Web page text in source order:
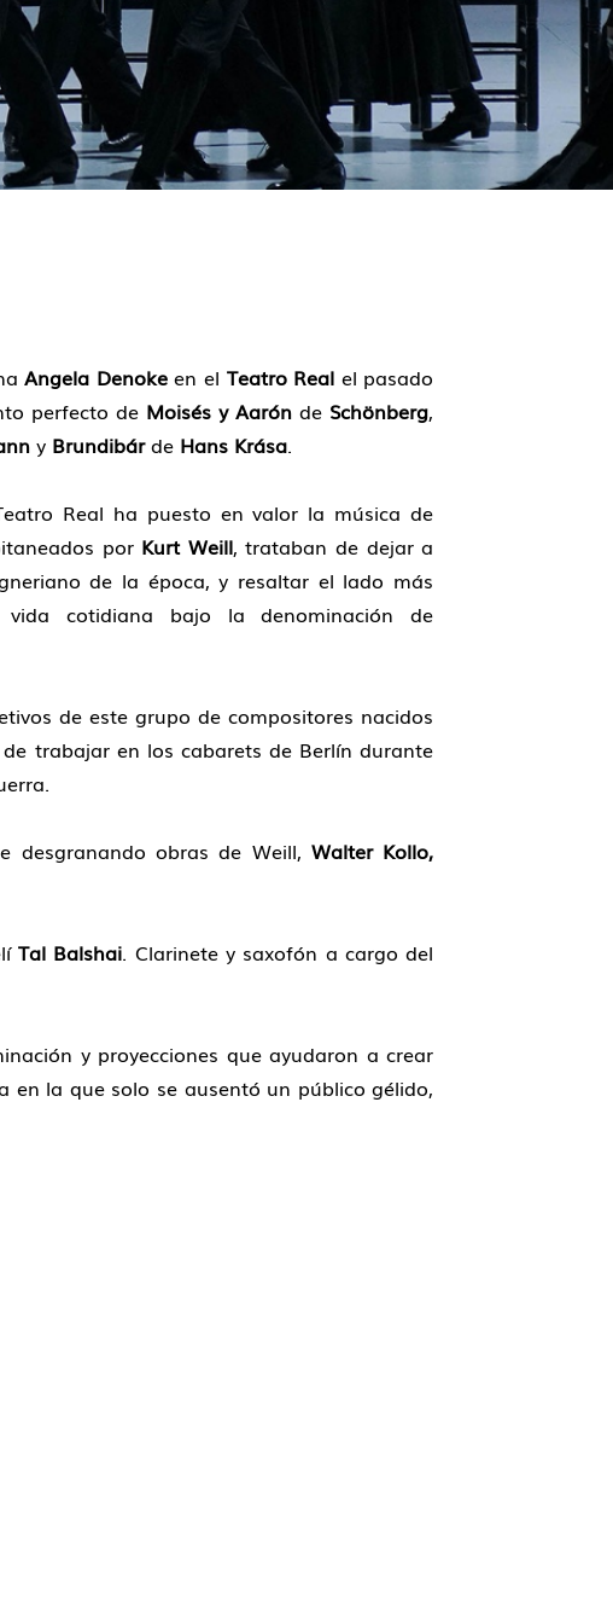
Angela Denokeen el Teatro Real el pasado
perfecto de Moisés y Aarón de Schönberg,
y Brundibárde Hans Krása.
Real ha puesto en valor la música de
por Kurt Weill, trataban de dejar a
de la época, y resaltar el lado más
cotidiana bajo la denominación de
de este grupo de compositores nacidos
trabajar en los cabarets de Berlín durante
desgranando obras de Weill, Walter Kollo,
Tal Balshai. Clarinete y saxofón a cargo del
y proyecciones que ayudaron a crear
en la que solo se ausentó un público gélido,